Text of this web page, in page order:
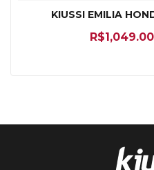
KIUSSI EMILIA
R$1,049.00